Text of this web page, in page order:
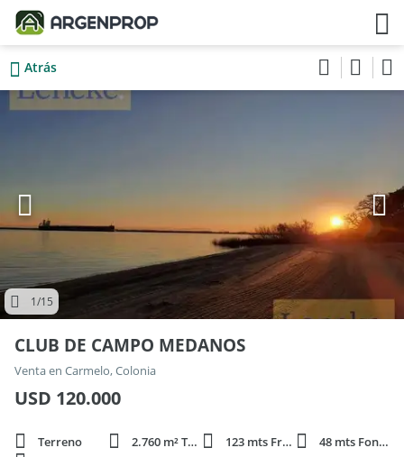
Atrás
1/15
CLUB DE CAMPO MEDANOS
Venta en Carmelo, Colonia
USD 120.000
Terreno 2.760 m² Total 123 mts Frente
48 mts Fondo